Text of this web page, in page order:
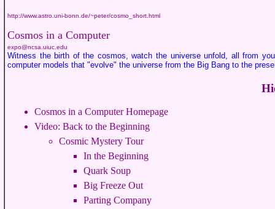
http://www.astro.uni-bonn.de/~peter/cosmo_short.html
Cosmos in a Computer
expo@ncsa.uiuc.edu
Witness the birth of the cosmos, watch the universe unfold, all from
computer models that "evolve" the universe from the Big Bang to the
Cosmos in a Computer Homepage
Video: Back to the Beginning
Cosmic Mystery Tour
In the Beginning
Quark Soup
Big Freeze Out
Parting Company